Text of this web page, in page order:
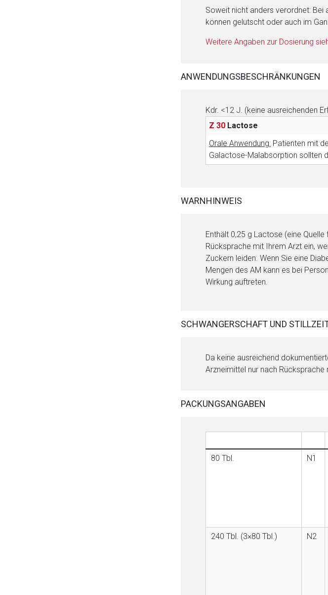
Soweit nicht anders verordnet: Bei
können gelutscht oder auch im
Weitere Angaben zur Dosierung
ANWENDUNGSBESCHRÄNKUNGEN
Kdr. <12 J. (keine ausreichenden
Z 30 Lactose
Orale Anwendung: Patienten mit
Galactose-Malabsorption sollten
WARNHINWEIS
Enthält 0,25 g Lactose (eine
Rücksprache mit Ihrem Arzt ein,
Zuckern leiden. Wenn Sie eine
Mengen des AM kann es bei
Wirkung auftreten.
SCHWANGERSCHAFT UND
Da keine ausreichend
Arzneimittel nur nach
PACKUNGSANGABEN
80 Tbl. N1
240 Tbl. (3×80 Tbl.) N2
Aufruf einer externen Seite
Der von Ihnen aufgerufene Link öffnet eine externe